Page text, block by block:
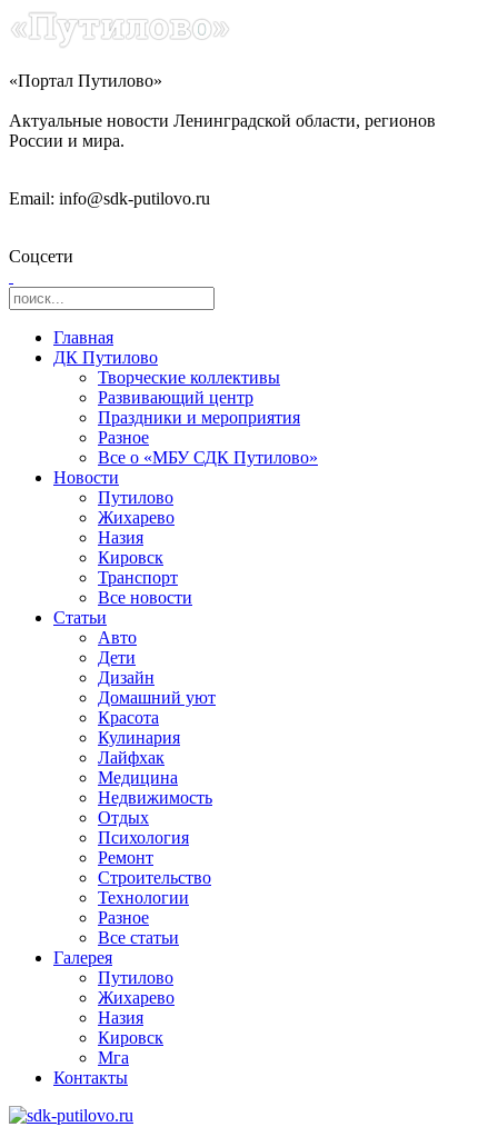
«Портал Путилово»
Актуальные новости Ленинградской области, регионов
России и мира.
Email: info@sdk-putilovo.ru
Соцсети
Главная
ДК Путилово
Творческие коллективы
Развивающий центр
Праздники и мероприятия
Разное
Все о «МБУ СДК Путилово»
Новости
Путилово
Жихарево
Назия
Кировск
Транспорт
Все новости
Статьи
Авто
Дети
Дизайн
Домашний уют
Красота
Кулинария
Лайфхак
Медицина
Недвижимость
Отдых
Психология
Ремонт
Строительство
Технологии
Разное
Все статьи
Галерея
Путилово
Жихарево
Назия
Кировск
Мга
Контакты